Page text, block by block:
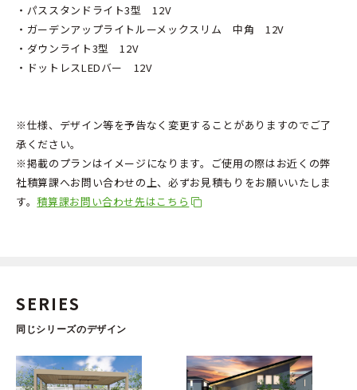
・パススタンドライト3型 12V
・ガーデンアップライトルーメックスリム 中角 12V
・ダウンライト3型 12V
・ドットレスLEDバー 12V
※仕様、デザイン等を予告なく変更することがありますのでご了
承ください。
※掲載のプランはイメージになります。ご使用の際はお近くの弊
社積算課へお問い合わせの上、必ずお見積もりをお願いいたしま
す。積算課お問い合わせ先はこちら
SERIES
同じシリーズのデザイン